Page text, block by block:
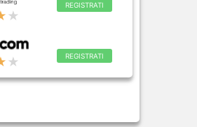
★
REGISTRATI
★ REGISTRATI